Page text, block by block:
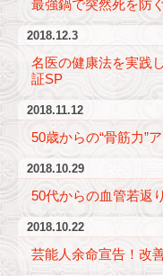
最強鍋で突然死を防
2018.12.3
名医の健康法を実践
証SP
2018.11.12
50歳からの“骨筋力”
2018.10.29
50代からの血管若返
2018.10.22
芸能人余命宣告！改